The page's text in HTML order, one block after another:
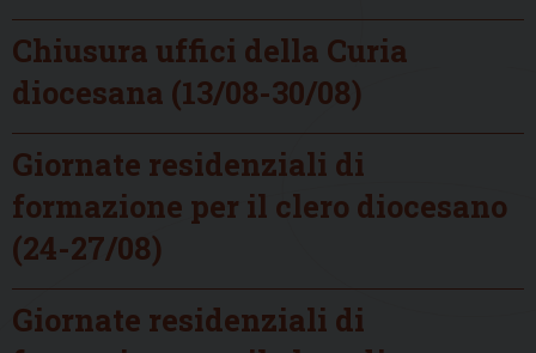
Chiusura uffici della Curia
diocesana (13/08-30/08)
Giornate residenziali di
formazione per il clero diocesano
(24-27/08)
Giornate residenziali di